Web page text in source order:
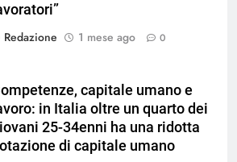
Redazione
1 mese ago 0
capitale umano e
in Italia oltre un quarto dei
25-34enni ha una ridotta
di capitale umano